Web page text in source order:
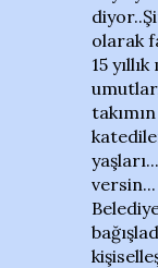
olarak
15
versin...